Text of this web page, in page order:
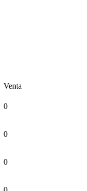
Venta
0
0
0